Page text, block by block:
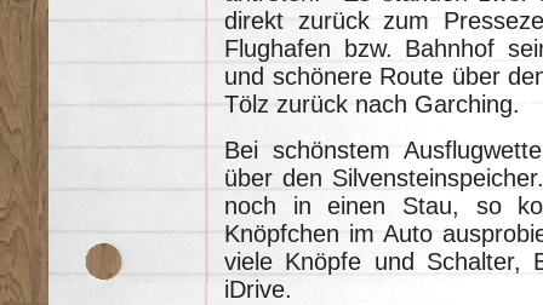
direkt zurück zum
Flughafen bzw. Bahnhof
und schönere Route über
Tölz zurück nach Garching.
Bei schönstem
über den
noch in einen Stau, so
Knöpfchen im Auto
viele Knöpfe und Schalter,
iDrive.